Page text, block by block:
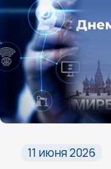
11 июня 2026